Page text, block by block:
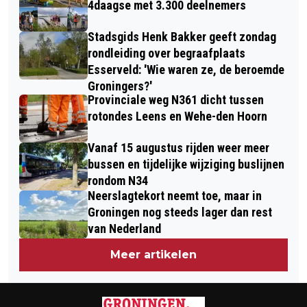
BOER
GRONINGEN?
4daagse met 3.300 deelnemers
Stadsgids Henk Bakker geeft zondag
rondleiding over begraafplaats
Esserveld: 'Wie waren ze, de beroemde
Groningers?'
Provinciale weg N361 dicht tussen
rotondes Leens en Wehe-den Hoorn
Vanaf 15 augustus rijden weer meer
bussen en tijdelijke wijziging buslijnen
rondom N34
Neerslagtekort neemt toe, maar in
Groningen nog steeds lager dan rest
van Nederland
Meer artikelen